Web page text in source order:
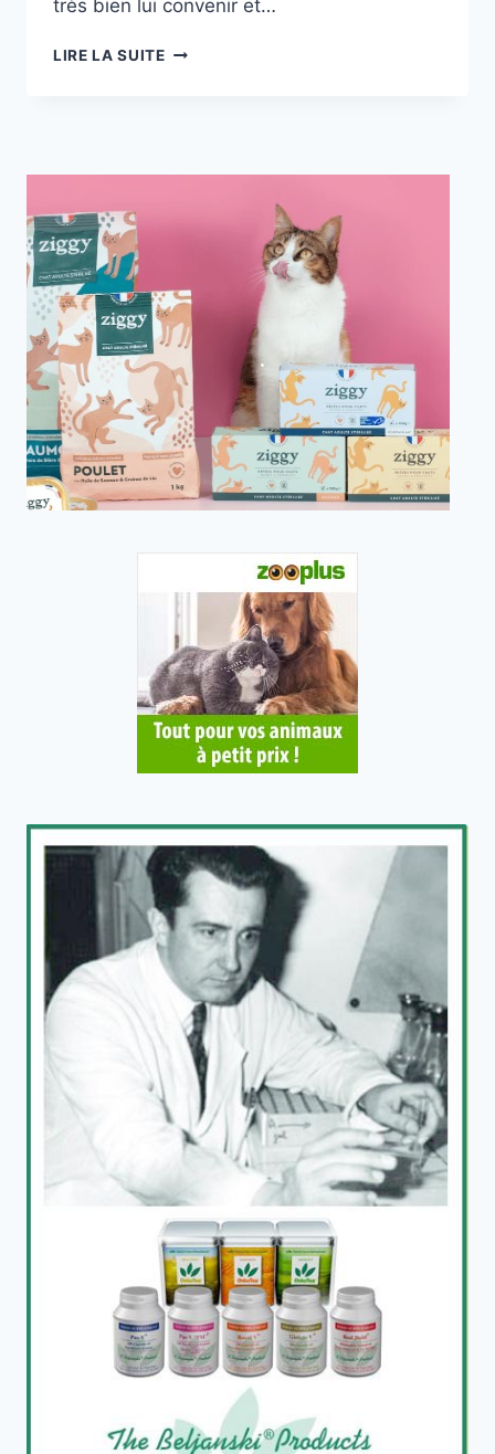
très bien lui convenir et…
LIRE LA SUITEL’